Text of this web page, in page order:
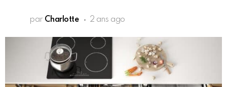
par Charlotte 2 ans ago